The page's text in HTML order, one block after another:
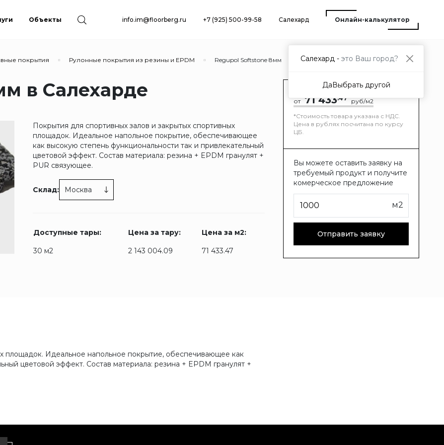
Объекты info.im@floorberg.ru +7 (925) 500-99-58 Салехард Онлайн-калькулятор
покрытия Рулонные покрытия из резины и EPDM Regupol Softstone 8мм
в Салехарде
Покрытия для спортивных залов и закрытых спортивных
площадок. Идеальное напольное покрытие, обеспечивающее
как высокую степень функциональности так и привлекательный
цветовой эффект. Состав материала: резина + EPDM гранулят +
PUR связующее.
Склад: Москва
Доступные тары: Цена за тару: Цена за м2:
30 м2 2 143 004.09 71 433.47
от 71 433.47 руб/м2
*Стоимость товара указана с НДС.
Цена в рублях посчитана по курсу
ЦБ.
Вы можете оставить заявку на
требуемый продукт и получите
комерческое предложение
м2
Отправить заявку
площадок. Идеальное напольное покрытие, обеспечивающее как
цветовой эффект. Состав материала: резина + EPDM гранулят +
Салехард - это Ваш город?
ДаВыбрать другой